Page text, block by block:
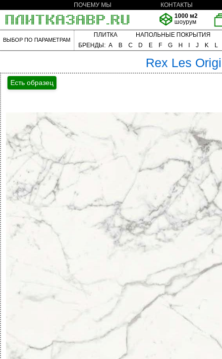
ПОЧЕМУ МЫ
КОНТАКТЫ
1000 м2
шоурум
ВЫБОР ПО ПАРАМЕТРАМ
ПЛИТКА
НАПОЛЬНЫЕ ПОКРЫТИЯ
БРЕНДЫ: A B C D E F G H J K L
Rex Les
Есть образец